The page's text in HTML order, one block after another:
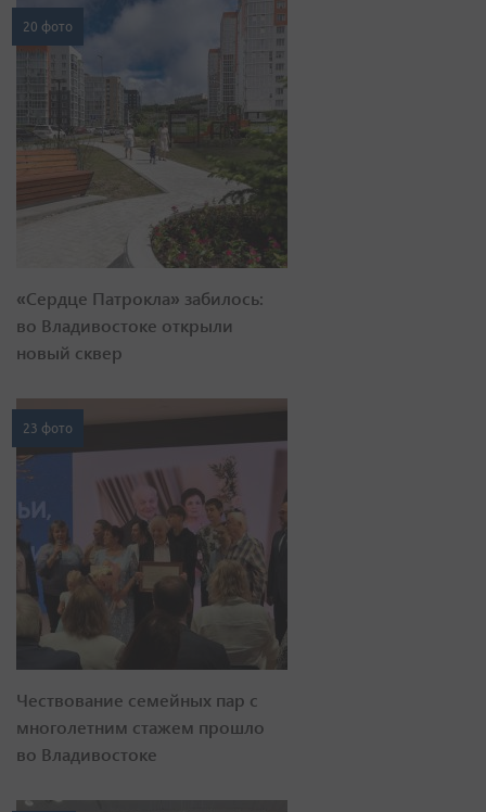
20 фото
«Сердце Патрокла» забилось:
во Владивостоке открыли
новый сквер
23 фото
Чествование семейных пар с
многолетним стажем прошло
во Владивостоке